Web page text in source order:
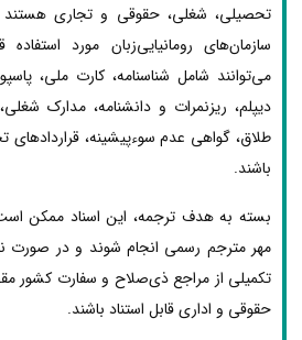
تحصیلی، شغلی، حقوقی و تجاری هستند
سازمان‌های رومانیایی‌زبان مورد
می‌توانند شامل شناسنامه، کارت ملی،
دیپلم، ریزنمرات و دانشنامه، مدارک
طلاق، گواهی عدم سوءپیشینه، قراردادهای
باشند.
بسته به هدف ترجمه، این اسناد ممکن
مهر مترجم رسمی انجام شوند و در صورت
تکمیلی از مراجع ذی‌صلاح و سفارت کشور
حقوقی و اداری قابل استناد باشند.